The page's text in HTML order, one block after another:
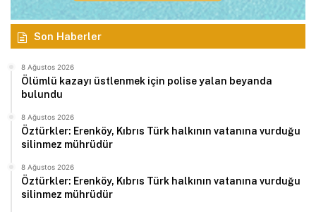
Son Haberler
8 Ağustos 2026
Ölümlü kazayı üstlenmek için polise yalan beyanda
bulundu
8 Ağustos 2026
Öztürkler: Erenköy, Kıbrıs Türk halkının vatanına vurduğu
silinmez mührüdür
8 Ağustos 2026
Öztürkler: Erenköy, Kıbrıs Türk halkının vatanına vurduğu
silinmez mührüdür